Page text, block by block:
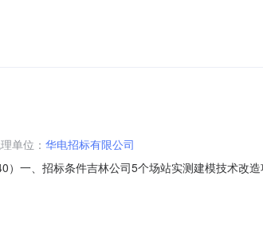
公司，排序1；（2）投标报价：586.470000万
单位： 华电招标有限公司
一、招标条件吉林公司5个场站实测建模技术改
号楼11楼2.2项目规模：完成华电风水山风电场